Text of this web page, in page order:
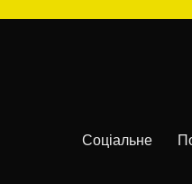
Соціальне